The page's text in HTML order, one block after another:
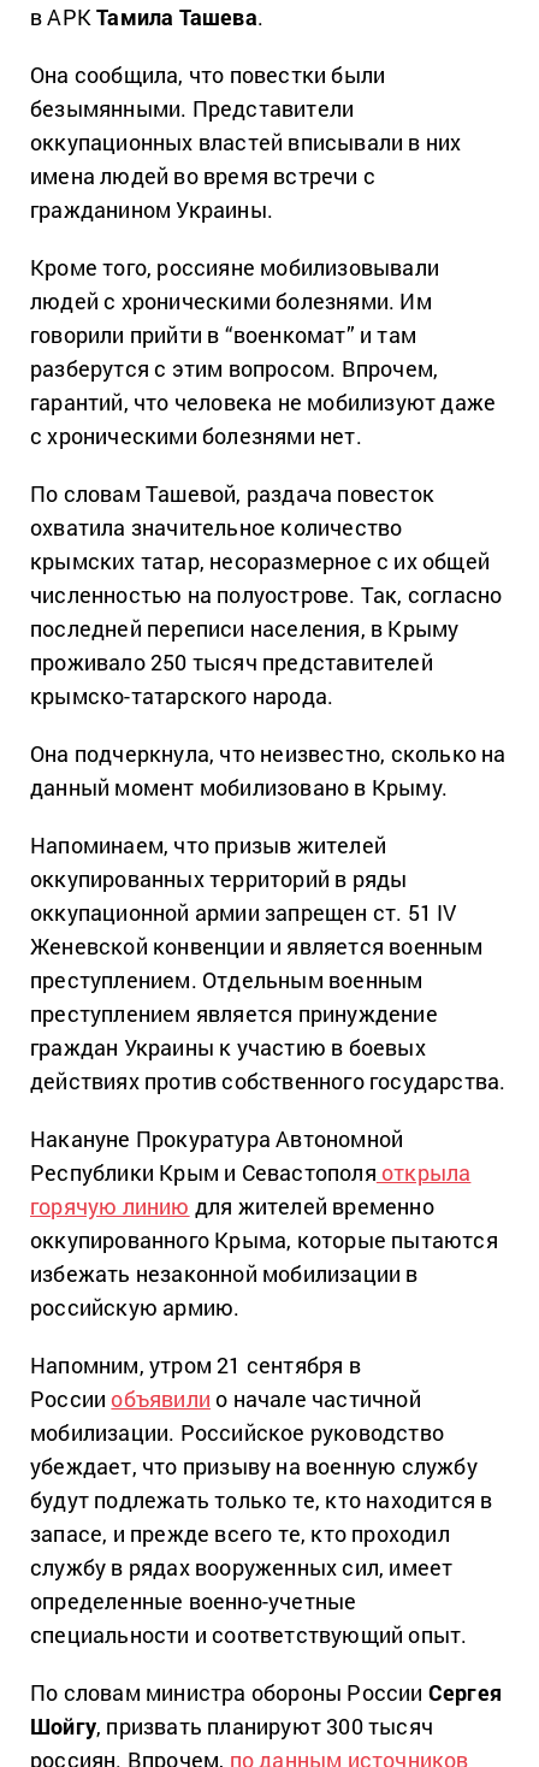
в АРКТамила Ташева.
Она сообщила, что повестки были
безымянными. Представители
оккупационных властей вписывали в них
имена людей во время встречи с
гражданином Украины.
Кроме того, россияне мобилизовывали
людей с хроническими болезнями. Им
говорили прийти в “военкомат” и там
разберутся с этим вопросом. Впрочем,
гарантий, что человека не мобилизуют даже
с хроническими болезнями нет.
По словам Ташевой, раздача повесток
охватила значительное количество
крымских татар, несоразмерное с их общей
численностью на полуострове. Так, согласно
последней переписи населения, в Крыму
проживало 250 тысяч представителей
крымско-татарского народа.
Она подчеркнула, что неизвестно, сколько на
данный момент мобилизовано в Крыму.
Напоминаем, что призыв жителей
оккупированных территорий в ряды
оккупационной армии запрещен ст. 51 IV
Женевской конвенции и является военным
преступлением. Отдельным военным
преступлением является принуждение
граждан Украины к участию в боевых
действиях против собственного государства.
Накануне Прокуратура Автономной
Республики Крым и Севастополя открыла
горячую линию для жителей временно
оккупированного Крыма, которые пытаются
избежать незаконной мобилизации в
российскую армию.
Напомним, утром 21 сентября в
России объявили о начале частичной
мобилизации. Российское руководство
убеждает, что призыву на военную службу
будут подлежать только те, кто находится в
запасе, и прежде всего те, кто проходил
службу в рядах вооруженных сил, имеет
определенные военно-учетные
специальности и соответствующий опыт.
По словам министра обороны России Сергея
Шойгу, призвать планируют 300 тысяч
россиян. Впрочем, по данным источников